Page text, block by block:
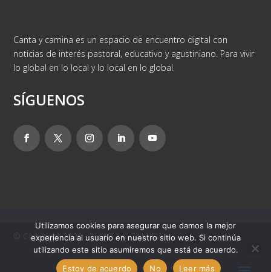
Canta y camina es un espacio de encuentro digital con
noticias de interés pastoral, educativo y agustiniano. Para vivir
lo global en lo local y lo local en lo global.
SÍGUENOS
© Copyright 2025 – CANTA Y CAMINA
Utilizamos cookies para asegurar que damos la mejor
experiencia al usuario en nuestro sitio web. Si continúa
utilizando este sitio asumiremos que está de acuerdo.
Estoy de acuerdo
No Leer más